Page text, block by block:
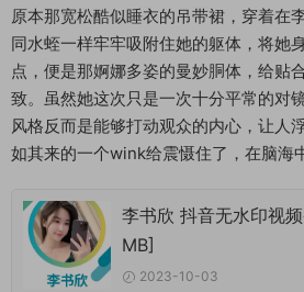
原本那宽松酷似睡衣的吊带裙，穿着在
同水蛭一样牢牢吸附住她的躯体，将她
点，便是那婀娜多姿的曼妙胴体，给贴
致。虽然她这次只是一次十分平常的对
风格反而是能够打动观众的内心，让人
如其来的一个wink给震慑住了，在脑海
李书欣 抖音无水印视
MB]
2023-10-03